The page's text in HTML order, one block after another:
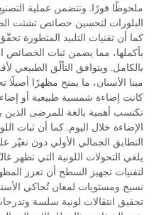
ملحوظًا فورًا. وتتضمن عملية
البلورات لتحسين خصائص تشتت
كما أن تقنيات التلبيد المتطورة
بأكملها، مما يضمن ثبات الخصائص
بالكامل. ويتوافق التألّق الطبيعي
مينا الأسنان، ما يمنح مظهرًا
كانت إضاءة شمسية طبيعية أو
تكتسب أهمية بالغة للمرضى الذين
الإضاءة خلال اليوم. كما أن ثبات
التطابق الجمالي الأولي دون
يلغي التحولات اللونية التي تظهر
لتقنيات تجهيز السطح أن تعزز
نسيج ومستويات لمعان تُحاكي
تحقيق انتقالات لونية سلسة